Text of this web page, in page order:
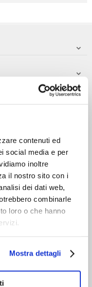
contenuti ed
social media e per
inoltre
il nostro sito con i
dei dati web,
combinarle
loro o che hanno
Mostra dettagli